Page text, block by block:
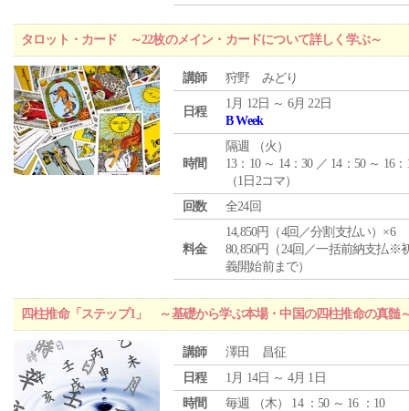
タロット・カード ～22枚のメイン・カードについて詳しく学ぶ～
講師 狩野 みどり
日程
1月 12日 ～ 6月 22日
B Week
時間
隔週 （火 ）
13：10 ～ 14：30 ／ 14：50 ～ 16：
（1日2コマ）
回数
全24回
料金
14,850円（4回／分割支払い）×6
80,850円（24回／一括前納支払※
義開始前まで）
四柱推命「ステップ1」 ～基礎から学ぶ本場・中国の四柱推命の真髄
講師
澤田 昌征
日程
1月 14日 ～ 4月 1日
時間
毎週 （木） 14 ：50 ～ 16 ：10